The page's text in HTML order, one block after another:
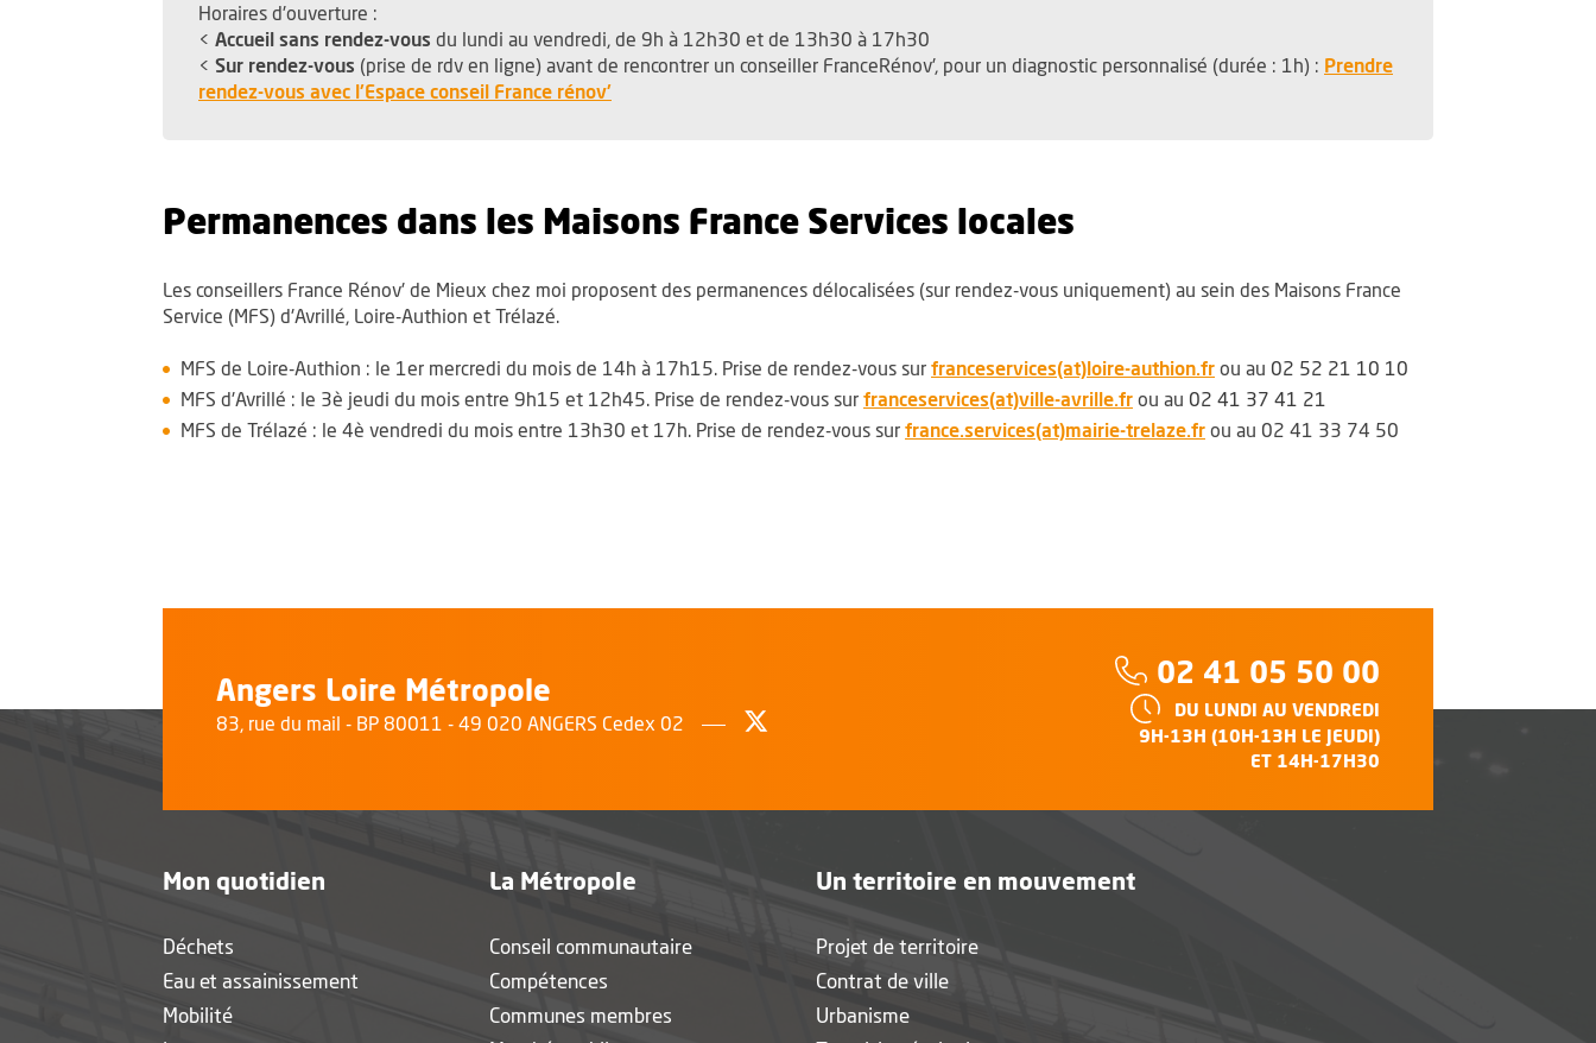
Horaires d'ouverture :
< Accueil sans rendez-vous du lundi au vendredi, de 9h à 12h30 et de 13h30 à 17h30
< Sur rendez-vous (prise de rdv en ligne) avant de rencontrer un conseiller FranceRénov', pour un diagnostic personnalisé (durée : 1h) : Prendre
rendez-vous avec l'Espace conseil France rénov', Ouvre une nouvelle fenêtre
Permanences dans les Maisons France Services locales
Les conseillers France Rénov' de Mieux chez moi proposent des permanences délocalisées (sur rendez-vous uniquement) au sein des Maisons France
Service (MFS) d'Avrillé, Loire-Authion et Trélazé.
MFS de Loire-Authion : le 1er mercredi du mois de 14h à 17h15. Prise de rendez-vous sur franceservices(at)loire-authion.fr, Ouvre une nouvelle fenêtre
ou au 02 52 21 10 10
MFS d'Avrillé : le 3è jeudi du mois entre 9h15 et 12h45. Prise de rendez-vous sur franceservices(at)ville-avrille.fr, Ouvre une nouvelle fenêtre
ou au 02 41 37 41 21
MFS de Trélazé : le 4è vendredi du mois entre 13h30 et 17h. Prise de rendez-vous sur france.services(at)mairie-trelaze.fr, Ouvre une nouvelle fenêtre
ou au 02 41 33 74 50
Angers Loire Métropole
83, rue du mail - BP 80011 - 49 020 ANGERS Cedex 02
Téléphone :
02 41 05 50 00
HORAIRES :
DU LUNDI AU VENDREDI
9H-13H (10H-13H LE JEUDI)
ET 14H-17H30
Mon quotidien
Déchets
Eau et assainissement
Mobilité
La Métropole
Conseil communautaire
Compétences
Communes membres
Un territoire en mouvement
Projet de territoire
Contrat de ville
Urbanisme